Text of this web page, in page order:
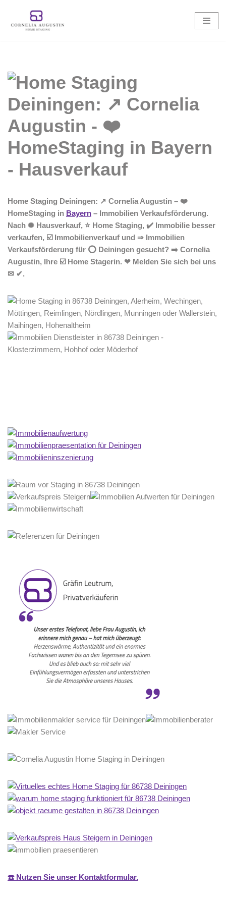
Zum
Home Staging Deiningen: ↗️ Cornelia Augustin – ❤️
HomeStaging in Bayern – Immobilien Verkaufsförderung.
Nach ✺ Hausverkauf, ⭐ Home Staging, ✔️ Immobilie besser
verkaufen, ☑️ Immobilienverkauf und ⇒ Immobilien
Verkaufsförderung für ⭕ Deiningen gesucht? ➡️ Cornelia
Augustin, Ihre ☑️ Home Stagerin. ❤ Melden Sie sich bei uns
✉ ✔.
☎️ Nutzen Sie unser Kontaktformular.